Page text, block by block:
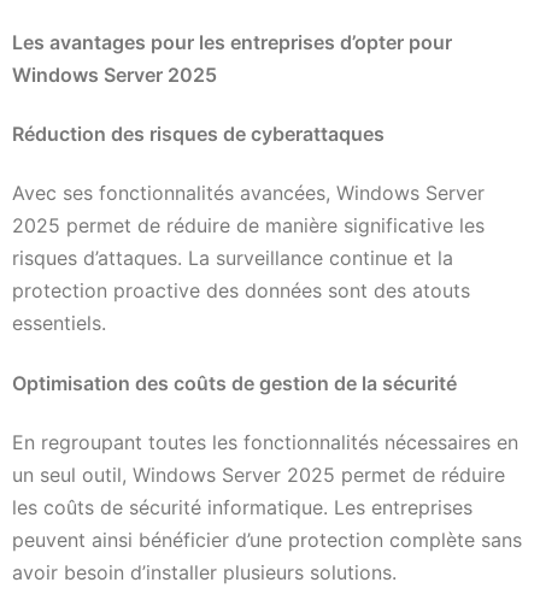
Les avantages pour les entreprises d’opter pour
Windows Server 2025
Réduction des risques de cyberattaques
Avec ses fonctionnalités avancées, Windows Server
2025 permet de réduire de manière significative les
risques d’attaques. La surveillance continue et la
protection proactive des données sont des atouts
essentiels.
Optimisation des coûts de gestion de la sécurité
En regroupant toutes les fonctionnalités nécessaires en
un seul outil, Windows Server 2025 permet de réduire
les coûts de sécurité informatique. Les entreprises
peuvent ainsi bénéficier d’une protection complète sans
avoir besoin d’installer plusieurs solutions.